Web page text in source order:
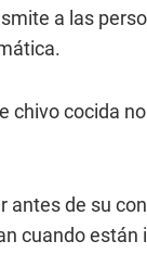
a las
chivo cocida
antes de su
cuando